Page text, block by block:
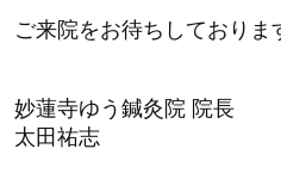
ご来院をお待ちしておりま
妙蓮寺ゆう鍼灸院 院長
太田祐志